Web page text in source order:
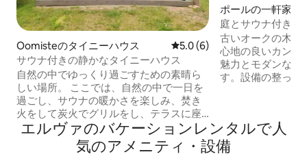
Oomisteのタイニーハウス レビュー6件、5つ星中5.0つ
5.0 (6)
サウナ付きの静かなタイニーハウス
自然の中でゆっくり過ごすための素晴ら
しい場所。 ここでは、自然の中で一日を
過ごし、サウナの暖かさを楽しみ、焚き
火をして炭火でグリルをし、テラスに座
って鳥のさえずりを聞くことができま
す。 設備はすべて揃っています：設備の
整ったキッチン、快適なベッド、バスル
ポールの一軒家
庭とサウナ付きの
カントリーハウス
古いオークの木々
心地の良いカント
魅力とモダンな快
す。設備の整った
す。サウナには、
し）とリラックス
ジャグジーがあ
エルヴァのバケーションレンタルで人
気のアメニティ・設備